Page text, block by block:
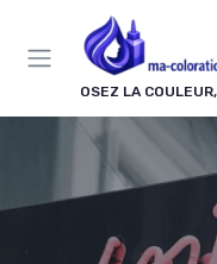
OSEZ LA
Panneau de gestion des